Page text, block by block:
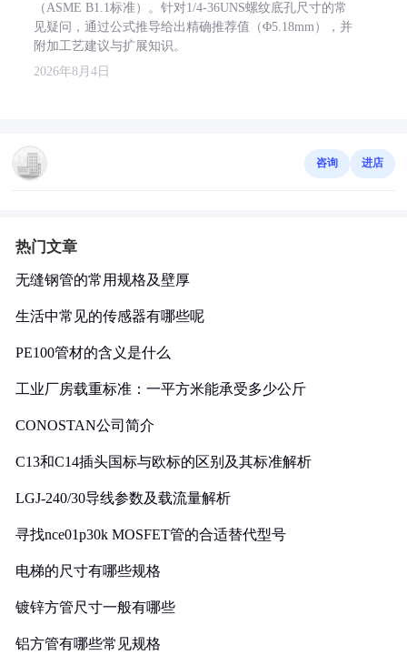
（ASME B1.1标准）。针对1/4-36UNS螺纹底孔尺寸的常
见疑问，通过公式推导给出精确推荐值（Φ5.18mm），并
附加工艺建议与扩展知识。
2026年8月4日
咨询 进店
热门文章
无缝钢管的常用规格及壁厚
生活中常见的传感器有哪些呢
PE100管材的含义是什么
工业厂房载重标准：一平方米能承受多少公斤
CONOSTAN公司简介
C13和C14插头国标与欧标的区别及其标准解析
LGJ-240/30导线参数及载流量解析
寻找nce01p30k MOSFET管的合适替代型号
电梯的尺寸有哪些规格
镀锌方管尺寸一般有哪些
铝方管有哪些常见规格